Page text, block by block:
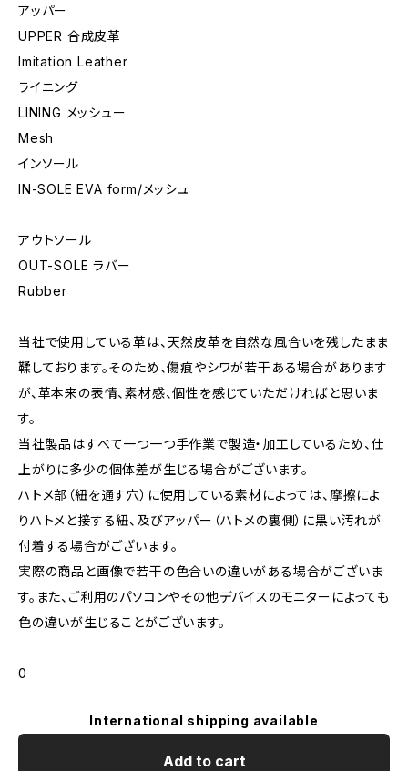
アッパー
UPPER 合成皮革
Imitation Leather
ライニング
LINING メッシュー
Mesh
インソール
IN-SOLE EVA form/メッシュ
アウトソール
OUT-SOLE ラバー
Rubber
当社で使用している革は、天然皮革を自然な風合いを残したまま
鞣しております。そのため、傷痕やシワが若干ある場合があります
が、革本来の表情、素材感、個性を感じていただければと思いま
す。
当社製品はすべて一つ一つ手作業で製造・加工しているため、仕
上がりに多少の個体差が生じる場合がございます。
ハトメ部（紐を通す穴）に使用している素材によっては、摩擦によ
りハトメと接する紐、及びアッパー（ハトメの裏側）に黒い汚れが
付着する場合がございます。
実際の商品と画像で若干の色合いの違いがある場合がございま
す。また、ご利用のパソコンやその他デバイスのモニターによっても
色の違いが生じることがございます。
0
International shipping available
Add to cart